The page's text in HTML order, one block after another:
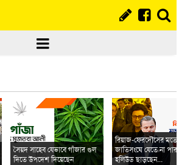
সৈয়দ সাহেব যেভাবে গাঁজার গুল
দিতে উপদেশ দিয়েছেন
রিয়াজ-ফেরদৌসের মতো
জাতিসংঘে যেতে না
হলিউড ছাড়ছেন...